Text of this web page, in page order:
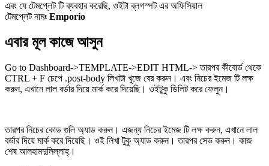
এবং যে টেমপ্লেট টি ব্যবহার করেছি, ওইটা ব্লগস্পট এর অফিসিয়াল
টেমপ্লেট নামঃ Emporio
এবার মূল কাজে আসুন
Go to Dashboard->TEMPLATE->EDIT HTML-> তারপর কীবোর্ড থেকে
CTRL + F চেপে .post-body লিখাটা খুজে বের করুন। এবং নিচের ইমেজ টি লক্ষ
করুন, এখানে লাল বর্ডার দিয়ে মার্ক করে দিয়েছি। ওইটুকু ডিলিট করে ফেলুন।
তারপর নিচের কোড গুলি অ্যাড করুন। এজন্য নিচের ইমেজ টি লক্ষ করুন, এখানে লাল
বর্ডার দিয়ে মার্ক করে দিয়েছি। ওই লিখা টুকু অ্যাড করুন। তারপর সেভ করুন। কাজ
শেষ আলহামদুলিল্লাহ্‌।